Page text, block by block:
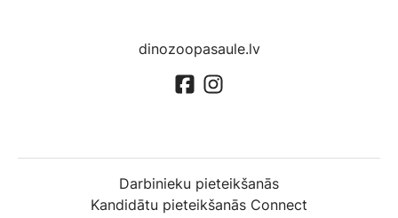
dinozoopasaule.lv
Darbinieku pieteikšanās
Kandidātu pieteikšanās Connect